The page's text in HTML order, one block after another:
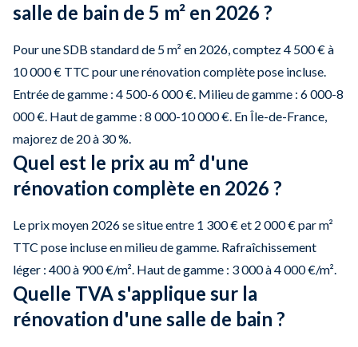
salle de bain de 5 m² en 2026 ?
Pour une SDB standard de 5 m² en 2026, comptez 4 500 € à
10 000 € TTC pour une rénovation complète pose incluse.
Entrée de gamme : 4 500-6 000 €. Milieu de gamme : 6 000-8
000 €. Haut de gamme : 8 000-10 000 €. En Île-de-France,
majorez de 20 à 30 %.
Quel est le prix au m² d'une
rénovation complète en 2026 ?
Le prix moyen 2026 se situe entre 1 300 € et 2 000 € par m²
TTC pose incluse en milieu de gamme. Rafraîchissement
léger : 400 à 900 €/m². Haut de gamme : 3 000 à 4 000 €/m².
Quelle TVA s'applique sur la
rénovation d'une salle de bain ?